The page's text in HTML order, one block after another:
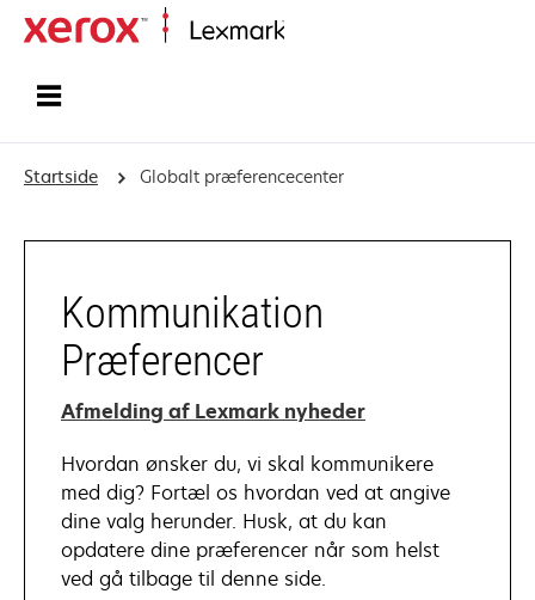
Startside Globalt præferencecenter
Kommunikation
Præferencer
Afmelding af Lexmark nyheder
Hvordan ønsker du, vi skal kommunikere
med dig? Fortæl os hvordan ved at angive
dine valg herunder. Husk, at du kan
opdatere dine præferencer når som helst
ved gå tilbage til denne side.